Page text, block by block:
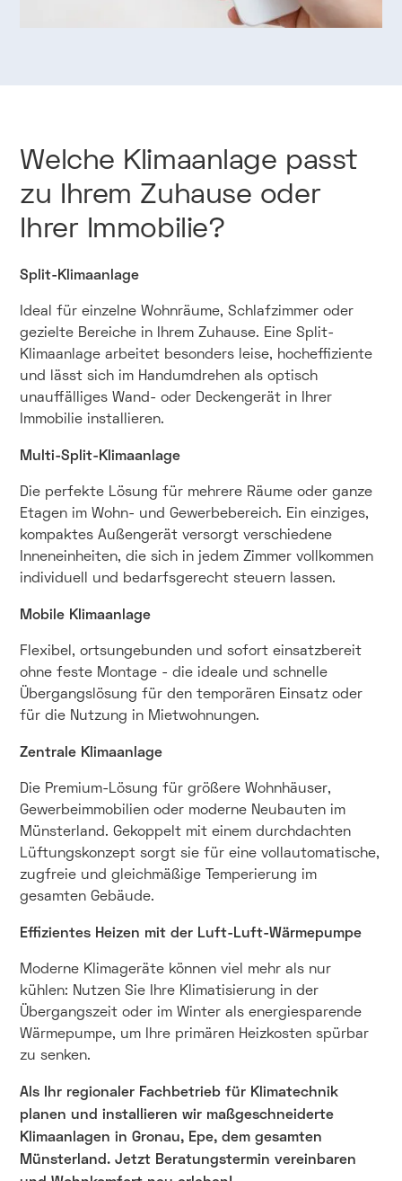
Welche Klimaanlage passt
zu Ihrem Zuhause oder
Ihrer Immobilie?
Split-Klimaanlage
Ideal für einzelne Wohnräume, Schlafzimmer oder
gezielte Bereiche in Ihrem Zuhause. Eine Split-
Klimaanlage arbeitet besonders leise, hocheffiziente
und lässt sich im Handumdrehen als optisch
unauffälliges Wand- oder Deckengerät in Ihrer
Immobilie installieren.
Multi-Split-Klimaanlage
Die perfekte Lösung für mehrere Räume oder ganze
Etagen im Wohn- und Gewerbebereich. Ein einziges,
kompaktes Außengerät versorgt verschiedene
Inneneinheiten, die sich in jedem Zimmer vollkommen
individuell und bedarfsgerecht steuern lassen.
Mobile Klimaanlage
Flexibel, ortsungebunden und sofort einsatzbereit
ohne feste Montage - die ideale und schnelle
Übergangslösung für den temporären Einsatz oder
für die Nutzung in Mietwohnungen.
Zentrale Klimaanlage
Die Premium-Lösung für größere Wohnhäuser,
Gewerbeimmobilien oder moderne Neubauten im
Münsterland. Gekoppelt mit einem durchdachten
Lüftungskonzept sorgt sie für eine vollautomatische,
zugfreie und gleichmäßige Temperierung im
gesamten Gebäude.
Effizientes Heizen mit der Luft-Luft-Wärmepumpe
Moderne Klimageräte können viel mehr als nur
kühlen: Nutzen Sie Ihre Klimatisierung in der
Übergangszeit oder im Winter als energiesparende
Wärmepumpe, um Ihre primären Heizkosten spürbar
zu senken.
Als Ihr regionaler Fachbetrieb für Klimatechnik
planen und installieren wir maßgeschneiderte
Klimaanlagen in Gronau, Epe, dem gesamten
Münsterland. Jetzt Beratungstermin vereinbaren